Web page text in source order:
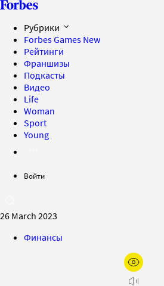
Рубрики
Forbes Games New
Рейтинги
Франшизы
Подкасты
Видео
Life
Woman
Sport
Young
Войти
26 March 2023
Финансы